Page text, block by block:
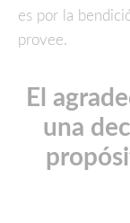
es por la
provee.
El
una